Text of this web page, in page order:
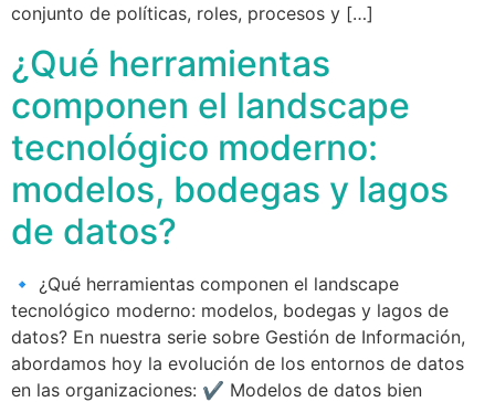
conjunto de políticas, roles, procesos y […]
¿Qué herramientas
componen el landscape
tecnológico moderno:
modelos, bodegas y lagos
de datos?
🔹 ¿Qué herramientas componen el landscape
tecnológico moderno: modelos, bodegas y lagos de
datos? En nuestra serie sobre Gestión de Información,
abordamos hoy la evolución de los entornos de datos
en las organizaciones: ✔️ Modelos de datos bien